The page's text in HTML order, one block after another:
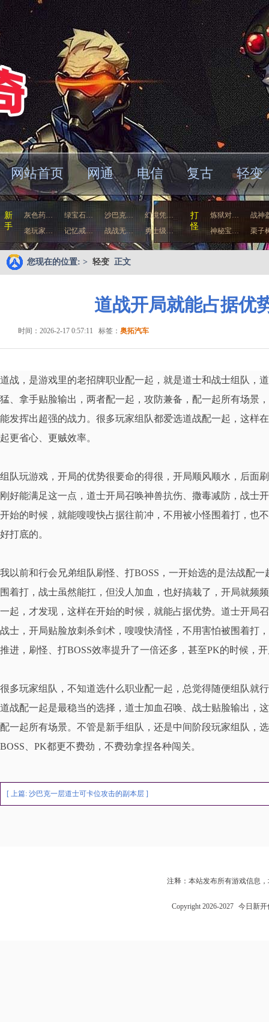
网站首页 网通 电信 复古 轻变
车
新
手
灰色药… 绿宝石… 沙巴克…
幻境凭…
老玩家…
记忆戒… 战战无… 勇士级…
打
怪
炼狱对…
战神
神秘宝…
栗子
您现在的位置: > 轻变 正文
道战开局就能占据优
时间：2026-2-17 0:57:11 标签： 奥拓汽车
道战，是游戏里的老招牌职业配一起，就是道士和战士组队，
猛、拿手贴脸输出，两者配一起，攻防兼备，配一起所有场景
能发挥出超强的战力。很多玩家组队都爱选道战配一起，这样
起更省心、更贼效率。
组队玩游戏，开局的优势很要命的得很，开局顺风顺水，后面
刚好能满足这一点，道士开局召唤神兽抗伤、撒毒减防，战士
开始的时候，就能嗖嗖快占据往前冲，不用被小怪围着打，也
好打底的。
我以前和行会兄弟组队刷怪、打BOSS，一开始选的是法战配
围着打，战士虽然能扛，但没人加血，也好搞栽了，开局就频
一起，才发现，这样在开始的时候，就能占据优势。道士开局
战士，开局贴脸放刺杀剑术，嗖嗖快清怪，不用害怕被围着打
推进，刷怪、打BOSS效率提升了一倍还多，甚至PK的时候，
很多玩家组队，不知道选什么职业配一起，总觉得随便组队就
道战配一起是最稳当的选择，道士加血召唤、战士贴脸输出，
配一起所有场景。不管是新手组队，还是中间阶段玩家组队，
BOSS、PK都更不费劲，不费劲拿捏各种闯关。
[ 上篇: 沙巴克一层道士可卡位攻击的副本层 ]
注释：本站发布所有游戏信息
Copyright 2026-2027 今日新开